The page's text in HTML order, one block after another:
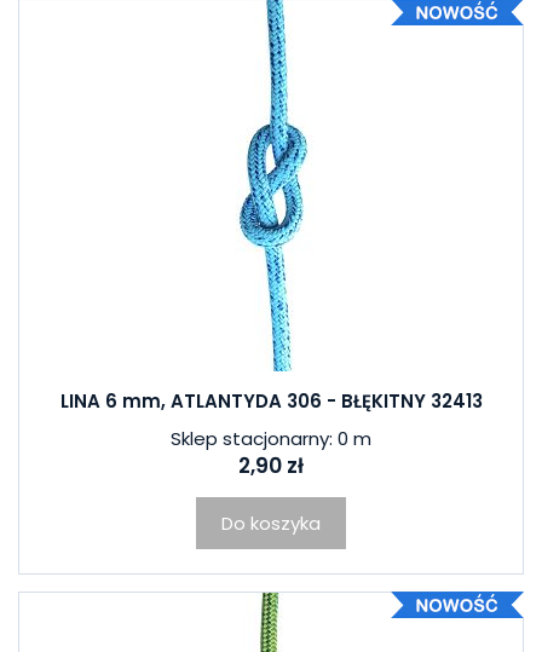
LINA 6 mm, ATLANTYDA 306 - BŁĘKITNY 32413
Sklep stacjonarny: 0 m
2,90 zł
Do koszyka